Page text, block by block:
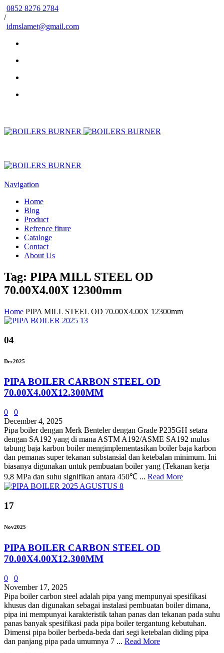
0852 8276 2784
/
idmslamet@gmail.com
Navigation
Home
Blog
Product
Refrence fiture
Cataloge
Contact
About Us
Tag: PIPA MILL STEEL OD
70.00X4.00X 12300mm
Home PIPA MILL STEEL OD 70.00X4.00X 12300mm
04
Dec2025
PIPA BOILER CARBON STEEL OD
70.00X4.00X12.300MM
0
0
December 4, 2025
Pipa boiler dengan Merk Benteler dengan Grade P235GH setara
dengan SA192 yang di mana ASTM A192/ASME SA192 mulus
tabung baja karbon boiler mengimplementasikan boiler baja karbon
dan pemanas super tekanan substansial dan ketebalan minimum. Ini
biasanya digunakan untuk pembuatan boiler yang (Tekanan kerja
9,8 MPa dan suhu signifikan antara 450℃ ... Read More
17
Nov2025
PIPA BOILER CARBON STEEL OD
70.00X4.00X12.300MM
0
0
November 17, 2025
Pipa boiler carbon steel adalah pipa yang mempunyai spesifikasi
khusus dan digunakan sebagai instalasi pembuatan boiler dimana,
pipa ini mempunyai karakteristik tahan panas dan tekanan pada suhu
panas banyak spesifikasi pada pipa boiler tergantung kebutuhan.
Dimensi pipa boiler berbeda-beda dari segi ketebalan diding pipa
dan panjang pipa pada umumnya 7 ... Read More